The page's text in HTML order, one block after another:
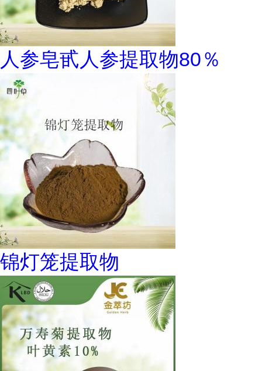
人参皂甙人参提取物80％
锦灯笼提取物